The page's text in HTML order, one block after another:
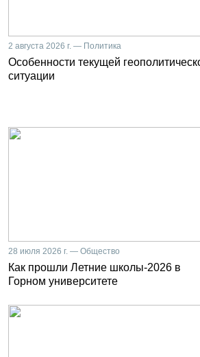
2 августа 2026 г. — Политика
Особенности текущей
ситуации
28 июля 2026 г. — Общество
Как прошли Летние школы-2026 в
Горном университете